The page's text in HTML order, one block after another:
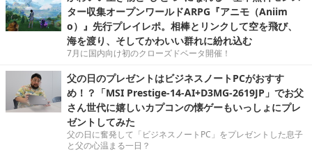
ター収集オープンワールドARPG『アニモ（Aniim
o）』先行プレイレポ。相棒とリンクして空を飛び、
海を渡り、そしてかわいい群れに紛れ込む
7月に国内向け初のクローズドベータ開催！
父の日のプレゼントはビジネスノートPCがおすす
め！？「MSI Prestige-14-AI+D3MG-2619JP」でお父
さん世代に嬉しいカプコンの懐ゲーもいっしょにプレ
ゼントしてみた
父の日に奮発して「ビジネスノートPC」をプレゼントした息子
と父の心温まる一日？